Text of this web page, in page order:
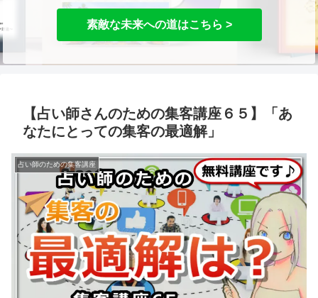
素敵な未来への道はこちら >
【占い師さんのための集客講座６５】「あ
なたにとっての集客の最適解」
占い師のための集客講座